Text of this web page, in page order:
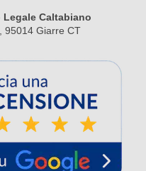
Caltabiano
95014 Giarre CT